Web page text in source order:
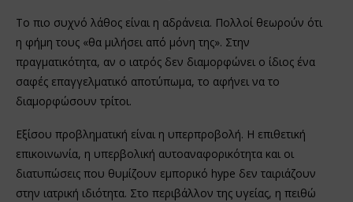
Το πιο συχνό λάθος είναι η αδράνεια. Πολλοί θεωρούν ότι
η φήμη τους «θα μιλήσει από μόνη της». Στην
πραγματικότητα, αν ο ιατρός δεν διαμορφώνει ο ίδιος ένα
σαφές επαγγελματικό αποτύπωμα, το αφήνει να το
διαμορφώσουν τρίτοι.
Εξίσου προβληματική είναι η υπερπροβολή. Η επιθετική
επικοινωνία, η υπερβολική αυτοαναφορικότητα και οι
διατυπώσεις που θυμίζουν εμπορικό hype δεν ταιριάζουν
στην ιατρική ιδιότητα. Στο περιβάλλον της υγείας, η πειθώ